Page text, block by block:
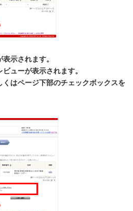
示されます。
ューが表示されます。
はページ下部のチェックボックスを